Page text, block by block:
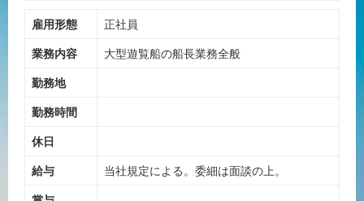
雇用形態
正社員
業務内容
大型遊覧船の船長業務全般
勤務地
勤務時間
休日
給与
当社規定による。委細は面談の上。